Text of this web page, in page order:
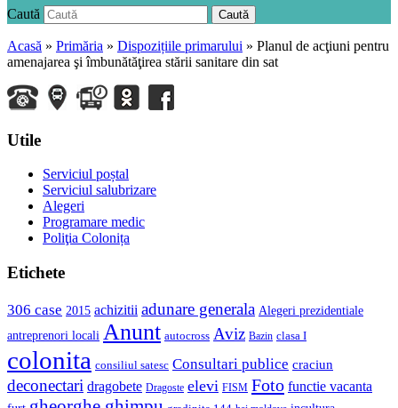
Caută Caută
Acasă » Primăria » Dispozițiile primarului » Planul de acţiuni pentru
amenajarea şi îmbunătăţirea stării sanitare din sat
Utile
Serviciul poștal
Serviciul salubrizare
Alegeri
Programare medic
Poliţia Colonița
Etichete
306 case 2015 achizitii adunare generala Alegeri prezidentiale
antreprenori locali Anunt autocross Aviz Bazin clasa I
colonita consiliul satesc Consultari publice craciun
deconectari dragobete Dragoste elevi FISM Foto functie vacanta